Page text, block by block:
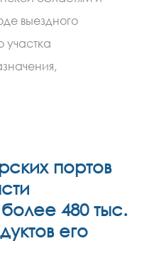
выездного
участка
портов
480 тыс.
его